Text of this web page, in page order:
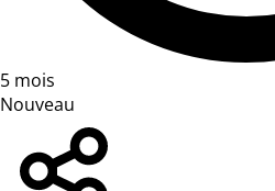
5 mois
Nouveau